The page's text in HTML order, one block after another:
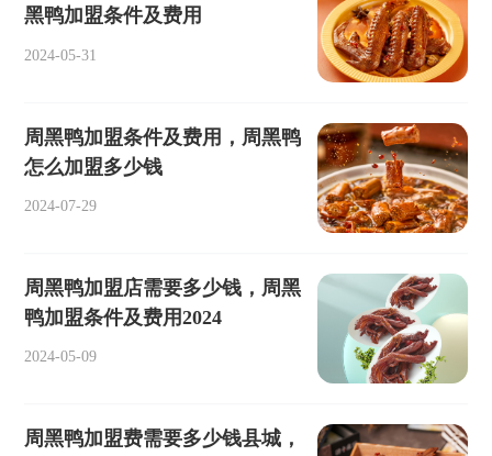
黑鸭加盟条件及费用
2024-05-31
周黑鸭加盟条件及费用，周黑鸭
怎么加盟多少钱
2024-07-29
周黑鸭加盟店需要多少钱，周黑
鸭加盟条件及费用2024
2024-05-09
周黑鸭加盟费需要多少钱县城，